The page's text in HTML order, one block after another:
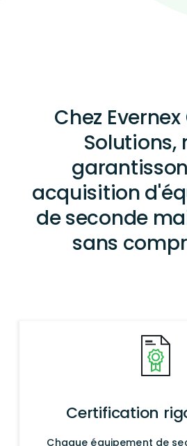
Chez
Solutions,
acquisition
de seconde
sans
Certification
Chaque équipement de